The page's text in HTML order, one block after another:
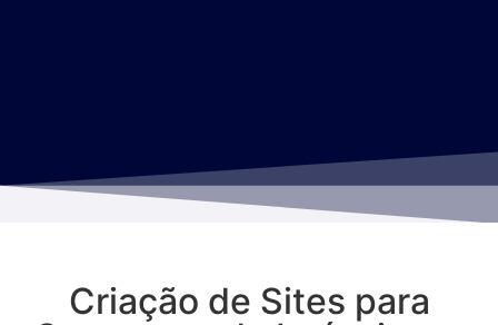
Criação de Sites para